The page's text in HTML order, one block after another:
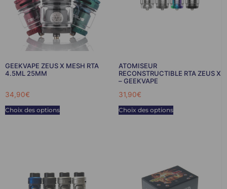
GEEKVAPE ZEUS X MESH RTA
4.5ML 25MM
34,90€
Choix des options
ATOMISEUR
RECONSTRUCTIBLE RTA ZEUS X
– GEEKVAPE
31,90€
Choix des options